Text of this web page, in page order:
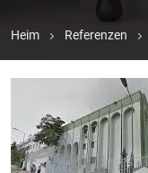
Heim Referenzen